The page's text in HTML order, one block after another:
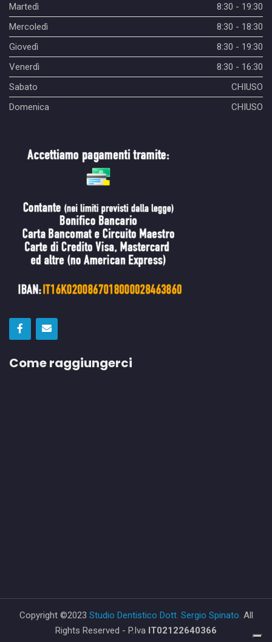
Martedì
8:30 - 19:30
Mercoledì
8:30 - 18:30
Giovedì
8:30 - 19:30
Venerdì
8:30 - 16:30
Sabato
CHIUSO
Domenica
CHIUSO
Come raggiungerci
Copyright ©2023 Studio Dentistico Dott. Sergio Spinato. All
Rights Reserved - P.Iva IT02122640366